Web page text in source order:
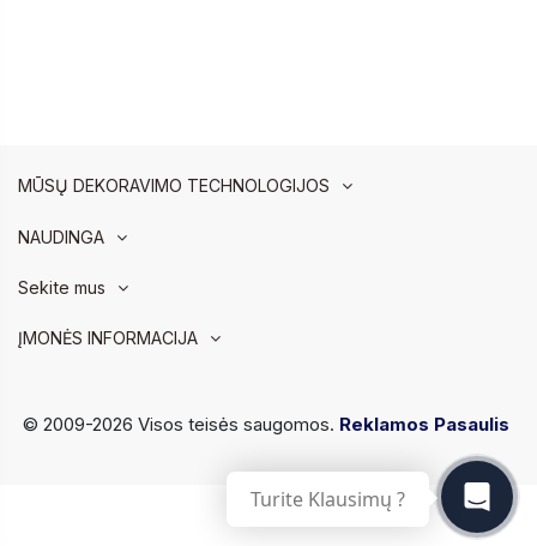
MŪSŲ DEKORAVIMO TECHNOLOGIJOS
NAUDINGA
Sekite mus
ĮMONĖS INFORMACIJA
© 2009-2026 Visos teisės saugomos. Reklamos Pasaulis
Turite Klausimų ?